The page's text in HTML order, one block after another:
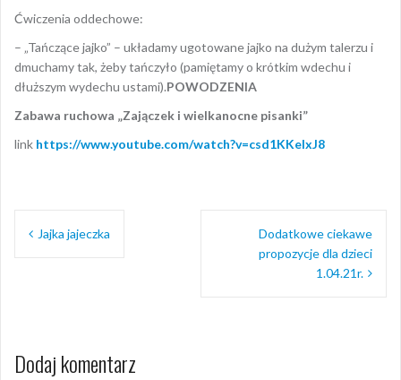
Ćwiczenia oddechowe:
– „Tańczące jajko” – układamy ugotowane jajko na dużym talerzu i
dmuchamy tak, żeby tańczyło (pamiętamy o krótkim wdechu i
dłuższym wydechu ustami).POWODZENIA
Zabawa ruchowa „Zajączek i wielkanocne pisanki”
link https://www.youtube.com/watch?v=csd1KKelxJ8
Nawigacja
wpisu
Jajka jajeczka
Dodatkowe ciekawe
propozycje dla dzieci
1.04.21r.
Dodaj komentarz